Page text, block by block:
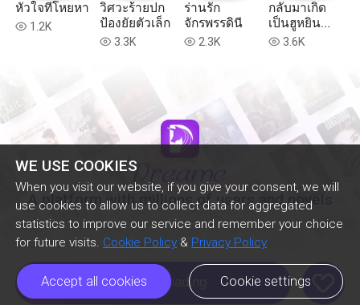
WE USE COOKIES
When you visit our website, if you give your consent, we will
use cookies to allow us to collect data for aggregated
statistics to improve our service and remember your choice
for future visits. Cookie Policy & Privacy Policy
Accept all cookies Cookie settings
หัวใจที่โหยหา
read 1.2K
วิศวะร้ายปก
ป้องยัยตัวเล็ก
read 3.3K
ร่านรัก
จักรพรรดินี
read 2.3K
กลับมาเกิด
เป็นฮูหยิน
วิปลาส
read 3.6K
A platform with millions of users and novels
Continue Reading